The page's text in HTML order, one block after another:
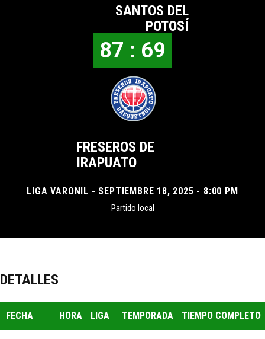
SANTOS DEL
POTOSÍ
87 : 69
FRESEROS DE
IRAPUATO
LIGA VARONIL - SEPTIEMBRE 18, 2025 - 8:00 PM
Partido local
DETALLES
FECHA HORA LIGA TEMPORADA TIEMPO COMPLETO